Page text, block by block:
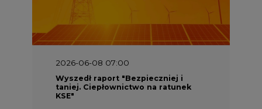
2026-06-08 07:00
Wyszedł raport "Bezpieczniej i
taniej. Ciepłownictwo na ratunek
KSE"